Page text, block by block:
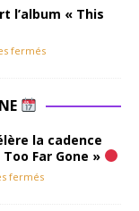
l’album « This
fermés
la cadence
Far Gone »
fermés